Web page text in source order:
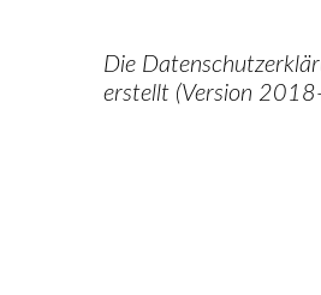
Die
erstellt (Version